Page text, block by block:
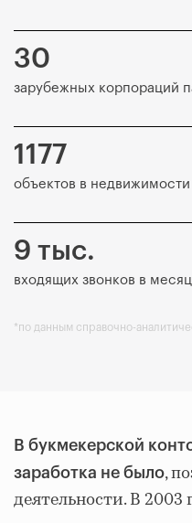
30
зарубежных корпораций
1177
объектов в недвижимости
9 тыс.
входящих звонков в
*по данным справочно-
В букмекерской
заработка не было,
деятельности. В 2003